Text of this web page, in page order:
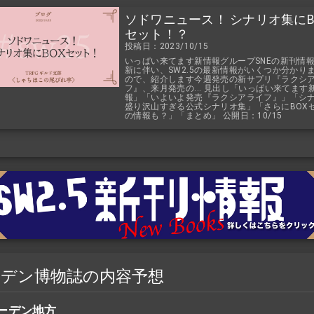
ソドワニュース！ シナリオ集に
セット！？
投稿日：2023/10/15
いっぱい来てます新情報グループSNEの新刊情
新に伴い、SW2.5の最新情報がいくつか分かり
ので、紹介します今週発売の新サプリ『ラクシ
フ』、来月発売の... 見出し「いっぱい来てます
報」「いよいよ発売『ラクシアライフ』」「シ
盛り沢山すぎる公式シナリオ集」「さらにBOX
の情報も？」「まとめ」 公開日：10/15
ン博物誌の内容予想
デン地方